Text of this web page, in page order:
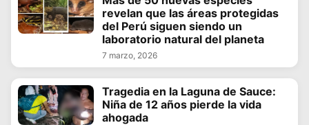
revelan que las áreas protegidas
del Perú siguen siendo un
laboratorio natural del planeta
7 marzo, 2026
Tragedia en la Laguna de Sauce:
Niña de 12 años pierde la vida
ahogada